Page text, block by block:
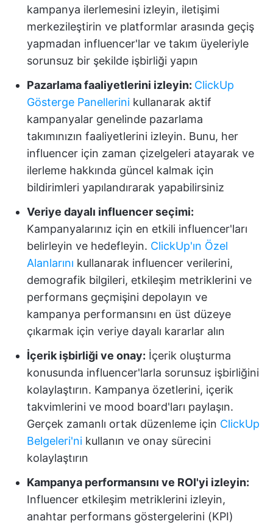
kampanya ilerlemesini izleyin, iletişimi
merkezileştirin ve platformlar arasında geçiş
yapmadan influencer'lar ve takım üyeleriyle
sorunsuz bir şekilde işbirliği yapın
Pazarlama faaliyetlerini izleyin: ClickUp
Gösterge Panellerini kullanarak aktif
kampanyalar genelinde pazarlama
takımınızın faaliyetlerini izleyin. Bunu, her
influencer için zaman çizelgeleri atayarak ve
ilerleme hakkında güncel kalmak için
bildirimleri yapılandırarak yapabilirsiniz
Veriye dayalı influencer seçimi:
Kampanyalarınız için en etkili influencer'ları
belirleyin ve hedefleyin. ClickUp'ın Özel
Alanlarını kullanarak influencer verilerini,
demografik bilgileri, etkileşim metriklerini ve
performans geçmişini depolayın ve
kampanya performansını en üst düzeye
çıkarmak için veriye dayalı kararlar alın
İçerik işbirliği ve onay: İçerik oluşturma
konusunda influencer'larla sorunsuz işbirliğini
kolaylaştırın. Kampanya özetlerini, içerik
takvimlerini ve mood board'ları paylaşın.
Gerçek zamanlı ortak düzenleme için ClickUp
Belgeleri'ni kullanın ve onay sürecini
kolaylaştırın
Kampanya performansını ve ROI'yi izleyin:
Influencer etkileşim metriklerini izleyin,
anahtar performans göstergelerini (KPI)